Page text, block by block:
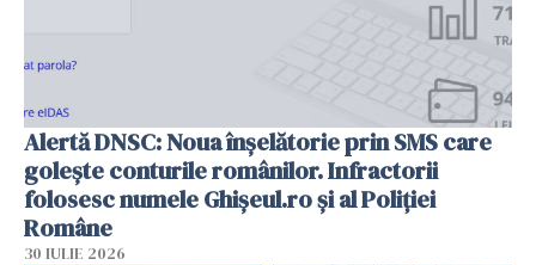
Alertă DNSC: Noua înșelătorie prin SMS care
golește conturile românilor. Infractorii
folosesc numele Ghișeul.ro și al Poliției
Române
30 IULIE 2026